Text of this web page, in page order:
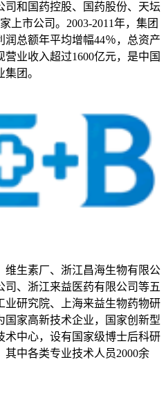
司和国药控股、国药股份、天坛
上市公司。2003-2011年，集团
润总额年平均增幅44％，总资产
业收入超过1600亿元，是中国
团。
维生素厂、浙江昌海生物有限公
、浙江来益医药有限公司等五
业研究院、上海来益生物药物研
国家高新技术企业，国家创新型
术中心，设有国家级博士后科研
其中各类专业技术人员2000余